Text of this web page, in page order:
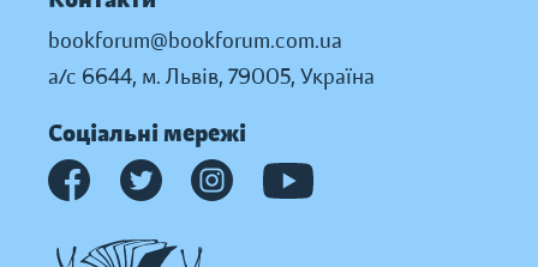
bookforum@bookforum.com.ua
а/с 6644, м. Львів, 79005, Україна
Соціальні мережі